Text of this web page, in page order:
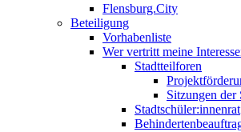
Flensburg.City
Beteiligung
Vorhabenliste
Wer vertritt meine
Stadtteilforen
Sitzungen der
Stadtschüler:innenrat